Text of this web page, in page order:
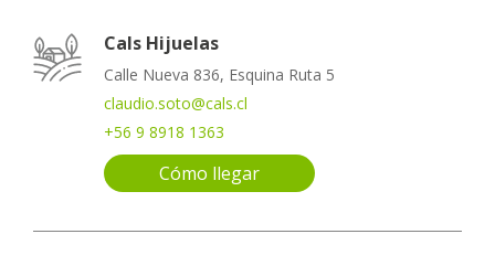
Cals Hijuelas
Calle Nueva 836, Esquina Ruta 5
claudio.soto@cals.cl
+56 9 8918 1363
Cómo llegar